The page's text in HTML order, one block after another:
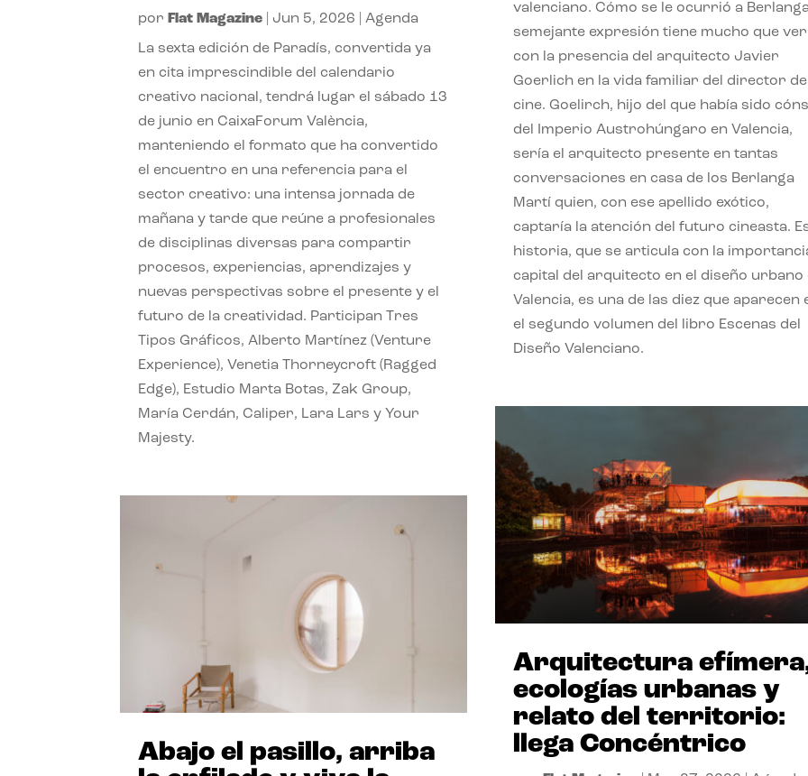
por Flat Magazine Jun 5, 2026 |Agenda
La sexta edición de Paradís, convertida ya
en cita imprescindible del calendario
creativo nacional, tendrá lugar el sábado 13
de junio en CaixaForum València,
manteniendo el formato que ha convertido
el encuentro en una referencia para el
sector creativo: una intensa jornada de
mañana y tarde que reúne a profesionales
de disciplinas diversas para compartir
procesos, experiencias, aprendizajes y
nuevas perspectivas sobre el presente y el
futuro de la creatividad. Participan Tres
Tipos Gráficos, Alberto Martínez (Venture
Experience), Venetia Thorneycroft (Ragged
Edge), Estudio Marta Botas, Zak Group,
María Cerdán, Caliper, Lara Lars y Your
Majesty.
Abajo el pasillo, arriba
valenciano. Cómo se le ocurrió a
semejante expresión tiene mucho que ver
con la presencia del arquitecto Javier
Goerlich en la vida familiar del director de
cine. Goelirch, hijo del que había sido
del Imperio Austrohúngaro en Valencia,
sería el arquitecto presente en tantas
conversaciones en casa de los Berlanga
Martí quien, con ese apellido exótico,
captaría la atención del futuro cineasta.
historia, que se articula con la
capital del arquitecto en el diseño urbano
Valencia, es una de las diez que aparecen
el segundo volumen del libro Escenas del
Diseño Valenciano.
Arquitectura
ecologías urbanas y
relato del territorio:
llega Concéntrico